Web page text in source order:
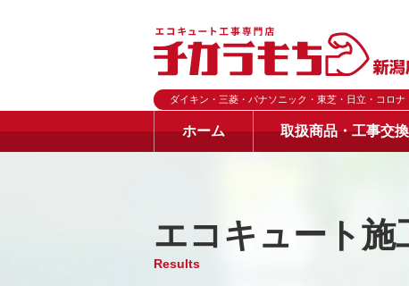
ダイキン・三菱・パナソニック・東芝・日立・コロナ
ホーム 取扱商品・工事交
エコキュート施
Results